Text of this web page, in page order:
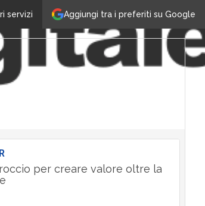
Aggiungi tra i preferiti su Google
servizi
per creare valore oltre la